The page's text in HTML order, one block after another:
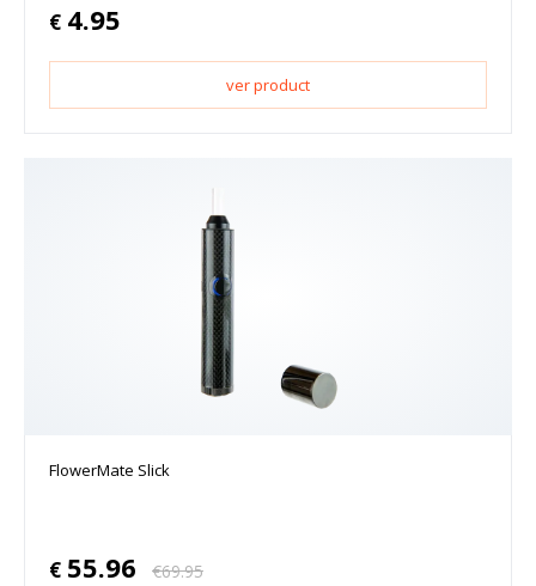
€ 4.95
ver product
FlowerMate Slick
€ 55.96 €69.95